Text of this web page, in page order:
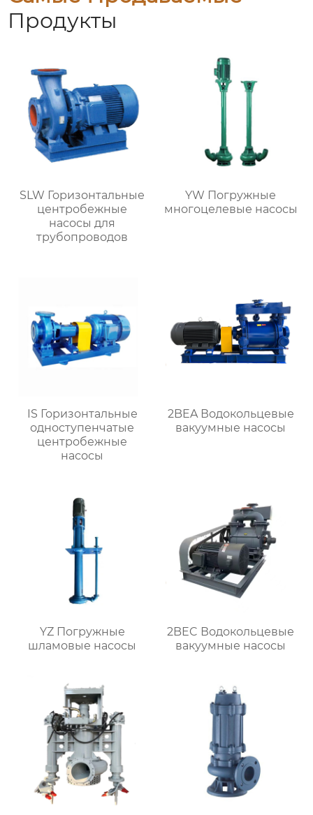
Продукты
SLW Горизонтальные
центробежные
насосы для
трубопроводов
YW Погружные
многоцелевые насосы
IS Горизонтальные
одноступенчатые
центробежные
насосы
2BEA Водокольцевые
вакуумные насосы
YZ Погружные
шламовые насосы
2BEC Водокольцевые
вакуумные насосы